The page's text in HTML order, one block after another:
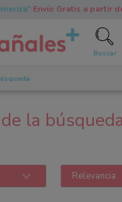
Envío Gratis a partir
Buscar
la búsqueda
Relevancia